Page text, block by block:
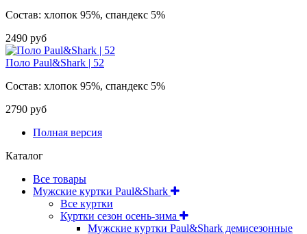
Состав: хлопок 95%, спандекс 5%
2490 руб
Поло Paul&Shark | 52
Состав: хлопок 95%, спандекс 5%
2790 руб
Полная версия
Каталог
Все товары
Мужские куртки Paul&Shark
Все куртки
Куртки сезон осень-зима
Мужские куртки Paul&Shark демисезонные